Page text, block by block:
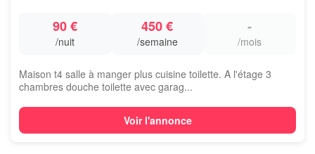
90 €
/nuit
450 €
/semaine
-
/mois
Maison t4 salle à manger plus cuisine toilette. A l'étage 3
chambres douche toilette avec garag...
Voir l'annonce